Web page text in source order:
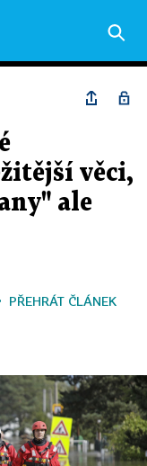
věci,
ale
PŘEHRÁT ČLÁNEK